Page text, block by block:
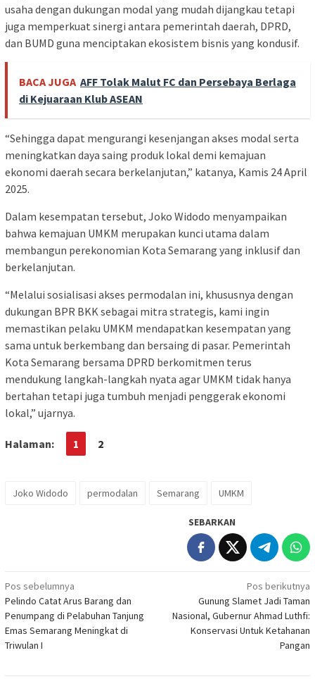
usaha dengan dukungan modal yang mudah dijangkau tetapi
juga memperkuat sinergi antara pemerintah daerah, DPRD,
dan BUMD guna menciptakan ekosistem bisnis yang kondusif.
BACA JUGA AFF Tolak Malut FC dan Persebaya Berlaga
di Kejuaraan Klub ASEAN
“Sehingga dapat mengurangi kesenjangan akses modal serta
meningkatkan daya saing produk lokal demi kemajuan
ekonomi daerah secara berkelanjutan,” katanya, Kamis 24 April
2025.
Dalam kesempatan tersebut, Joko Widodo menyampaikan
bahwa kemajuan UMKM merupakan kunci utama dalam
membangun perekonomian Kota Semarang yang inklusif dan
berkelanjutan.
“Melalui sosialisasi akses permodalan ini, khususnya dengan
dukungan BPR BKK sebagai mitra strategis, kami ingin
memastikan pelaku UMKM mendapatkan kesempatan yang
sama untuk berkembang dan bersaing di pasar. Pemerintah
Kota Semarang bersama DPRD berkomitmen terus
mendukung langkah-langkah nyata agar UMKM tidak hanya
bertahan tetapi juga tumbuh menjadi penggerak ekonomi
lokal,” ujarnya.
Halaman: 1 2
Joko Widodo permodalan Semarang UMKM
SEBARKAN
Navigasi
pos
Pos sebelumnya
Pelindo Catat Arus Barang dan
Penumpang di Pelabuhan Tanjung
Emas Semarang Meningkat di
Triwulan I
Pos berikutnya
Gunung Slamet Jadi Taman
Nasional, Gubernur Ahmad Luthfi:
Konservasi Untuk Ketahanan
Pangan